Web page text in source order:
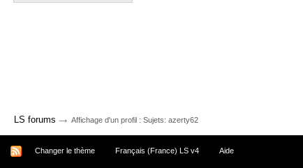
LS forums → Affichage d'un profil : Sujets: azerty62
Changer le thème Français (France) LS v4 Aide